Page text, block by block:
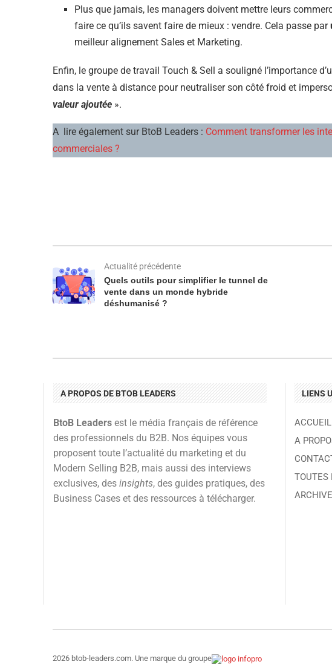
Plus que jamais, les managers doivent mettre leurs
faire ce qu’ils savent faire de mieux : vendre. Cela passe par
meilleur alignement Sales et Marketing.
Enfin, le groupe de travail Touch & Sell a souligné l’importance
dans la vente à distance pour neutraliser son côté froid et
valeur ajoutée ».
A lire également sur BtoB Leaders : Comment transformer les
commerciales ?
Actualité précédente
Quels outils pour simplifier le tunnel de
vente dans un monde hybride
déshumanisé ?
A PROPOS DE BTOB LEADERS
BtoB Leaders est le média français de référence
des professionnels du B2B. Nos équipes vous
proposent toute l’actualité du marketing et du
Modern Selling B2B, mais aussi des interviews
exclusives, des insights, des guides pratiques, des
Business Cases et des ressources à télécharger.
LIENS
ACCUEIL
A
TOUTES
2026 btob-leaders.com. Une marque du groupe